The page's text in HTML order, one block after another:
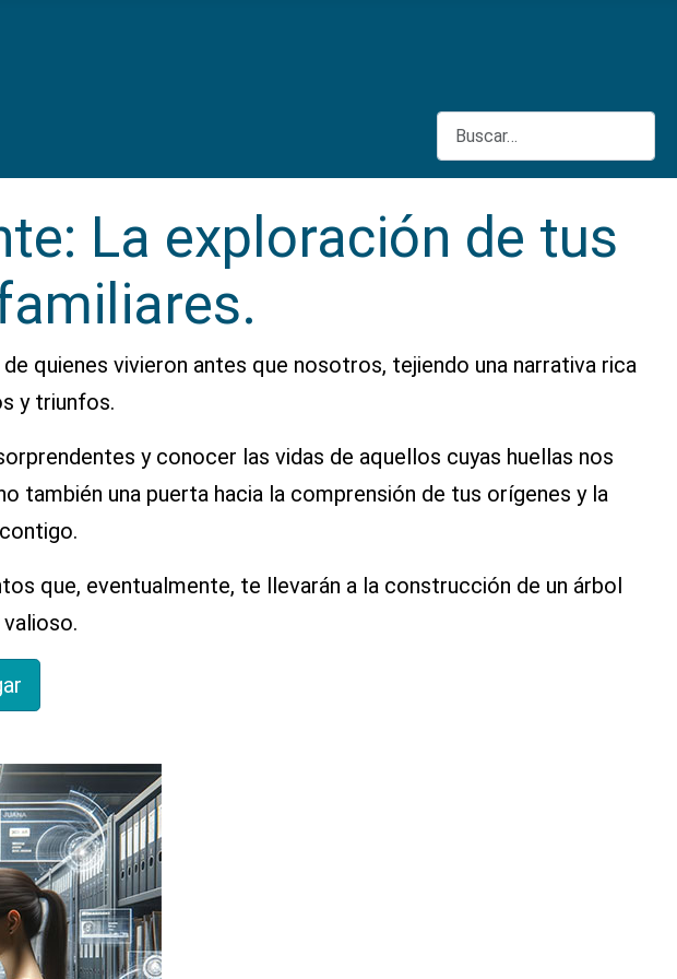
Buscar
La exploración de tus
quienes vivieron antes que nosotros, tejiendo una narrativa rica
y triunfos.
y conocer las vidas de aquellos cuyas huellas nos
también una puerta hacia la comprensión de tus orígenes y la
que, eventualmente, te llevarán a la construcción de un árbol